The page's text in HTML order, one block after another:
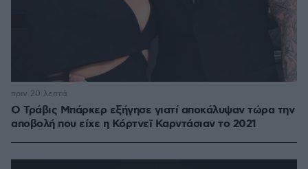
O Τράβις Μπάρκερ εξήγησε γιατί αποκάλυψαν τώρα την
αποβολή που είχε η Κόρτνεϊ Καρντάσιαν το 2021
πριν 20 λεπτά